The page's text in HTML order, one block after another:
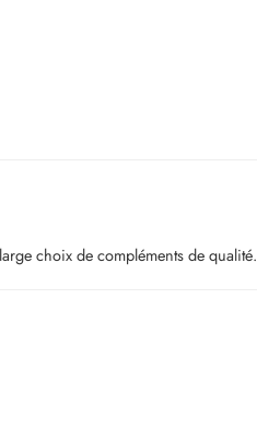
choix de compléments de qualité.